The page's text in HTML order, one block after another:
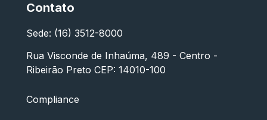
Contato
Sede: (16) 3512-8000
Rua Visconde de Inhaúma, 489 - Centro -
Ribeirão Preto CEP: 14010-100
Compliance